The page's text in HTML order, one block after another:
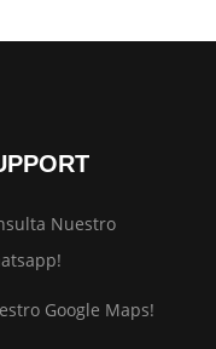
Nuestro
Google Maps!